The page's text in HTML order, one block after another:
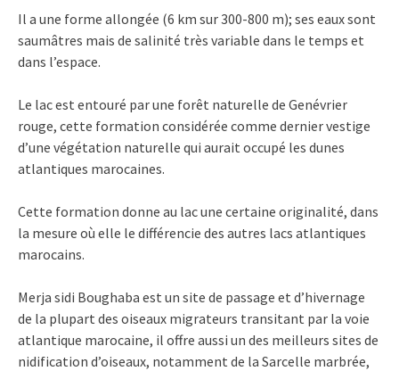
Il a une forme allongée (6 km sur 300-800 m); ses eaux sont
saumâtres mais de salinité très variable dans le temps et
dans l’espace.
Le lac est entouré par une forêt naturelle de Genévrier
rouge, cette formation considérée comme dernier vestige
d’une végétation naturelle qui aurait occupé les dunes
atlantiques marocaines.
Cette formation donne au lac une certaine originalité, dans
la mesure où elle le différencie des autres lacs atlantiques
marocains.
Merja sidi Boughaba est un site de passage et d’hivernage
de la plupart des oiseaux migrateurs transitant par la voie
atlantique marocaine, il offre aussi un des meilleurs sites de
nidification d’oiseaux, notamment de la Sarcelle marbrée,